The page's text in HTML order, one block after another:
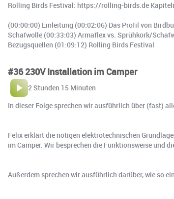
Rolling Birds Festival: https://rolling-birds.de
(00:00:00) Einleitung (00:02:06) Das Profil von
Schafwolle (00:33:03) Armaflex vs. Sprühkork/
Bezugsquellen (01:09:12) Rolling Birds Festival
#36 230V Installation im Camper
2 Stunden 15 Minuten
In dieser Folge sprechen wir ausführlich über (fast)
Felix erklärt die nötigen elektrotechnischen
im Camper. Wir besprechen die Funktionsweise und
Außerdem sprechen wir ausführlich darüber, wie so